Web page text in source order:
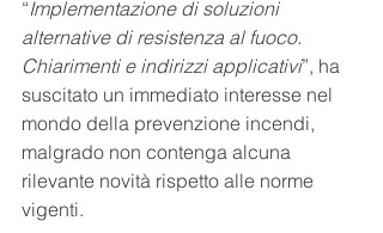
“Implementazione di soluzioni
alternative di resistenza al fuoco.
Chiarimenti e indirizzi applicativi”, ha
suscitato un immediato interesse nel
mondo della prevenzione incendi,
malgrado non contenga alcuna
rilevante novità rispetto alle norme
vigenti.